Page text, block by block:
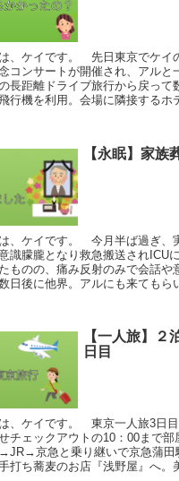
、ケイです。 先日東京でケイ
コンサートが開催され、アルと
長距離ドライブ旅行から戻って
行機を利用。会場に隣接するホ
【永眠】家族
、ケイです。 今月半ば過ぎ、
識朦朧となり救急搬送されICU
ものの、痛み反射のみで会話や
日後に他界。アルにも来てもら
【一人旅】
日目
、ケイです。 東京一人旅3日目
チェックアウトの10：00まで
京急と乗り継いで京急蒲田
打ち蕎麦のお店『浅野屋』へ。